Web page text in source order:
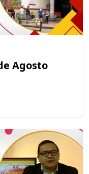
Agosto